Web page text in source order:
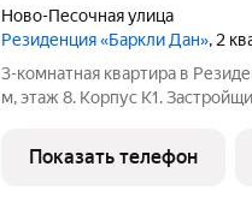
Ново-Песочная улица
Резиденция «Баркли Дан», 2
3-комнатная квартира в
м, этаж 8. Корпус К1.
ипотека. Квартира в жилом
«Резиденция ДАН» от
Показать телефон